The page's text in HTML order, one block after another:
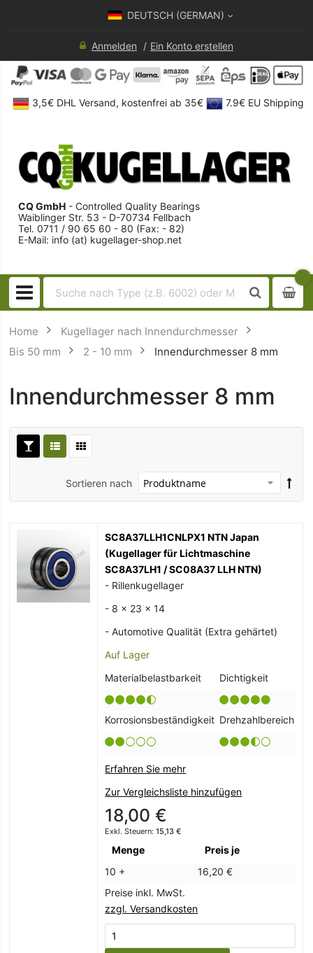
DEUTSCH (GERMAN)
Anmelden Ein Konto erstellen
3,5€ DHL Versand, kostenfrei ab 35€ 7.9€ EU Shipping
CQ GmbH - Controlled Quality Bearings
Waiblinger Str. 53 - D-70734 Fellbach
Tel. 0711 / 90 65 60 - 80 (Fax: - 82)
E-Mail: info (at) kugellager-shop.net
Home
Kugellager nach Innendurchmesser
Bis 50 mm
2 - 10 mm Innendurchmesser 8 mm
Innendurchmesser 8 mm
Sortieren nach
SC8A37LLH1CNLPX1 NTN Japan
(Kugellager für Lichtmaschine
SC8A37LH1 / SC08A37 LLH NTN)
- Rillenkugellager
- 8 x 23 x 14
- Automotive Qualität (Extra gehärtet)
Auf Lager
Materialbelastbarkeit
Dichtigkeit
Korrosionsbeständigkeit Drehzahlbereich
Erfahren Sie mehr
Zur Vergleichsliste hinzufügen
18,00 €
15,13 €
Menge
Preis je
10 +
16,20 €
Preise inkl. MwSt.
zzgl. Versandkosten